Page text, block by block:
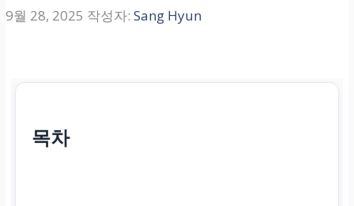
9월 28, 2025 작성자: Sang Hyun
목차